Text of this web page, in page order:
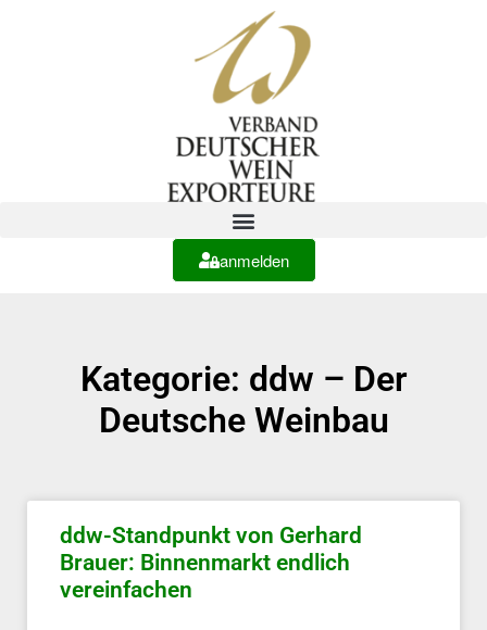
anmelden
Kategorie: ddw – Der
Deutsche Weinbau
ddw-Standpunkt von Gerhard
Brauer: Binnenmarkt endlich
vereinfachen